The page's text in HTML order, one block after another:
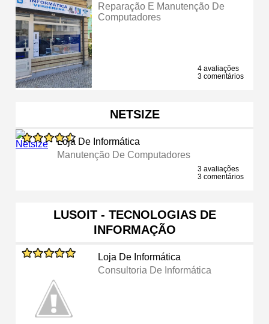
Reparação E Manutenção De
Computadores
4 avaliações
3 comentários
NETSIZE
Loja De Informática
Manutenção De Computadores
3 avaliações
3 comentários
LUSOIT - TECNOLOGIAS DE
INFORMAÇÃO
Loja De Informática
Consultoria De Informática